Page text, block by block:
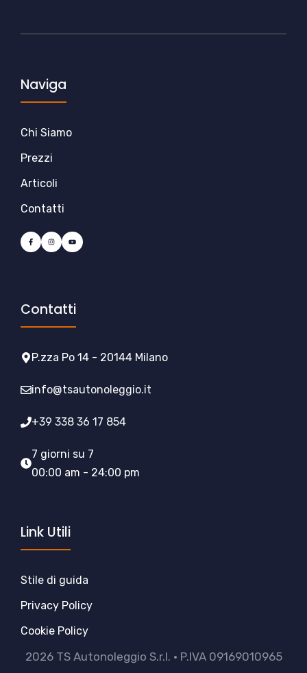
Naviga
Chi Siamo
Prezzi
Articoli
Contatti
Contatti
P.zza Po 14 - 20144 Milano
info@tsautonoleggio.it
+39 338 36 17 854
7 giorni su 7
00:00 am - 24:00 pm
Link Utili
Stile di guida
Privacy Policy
Cookie Policy
2026 TS Autonoleggio S.r.l. • P.IVA 09169010965